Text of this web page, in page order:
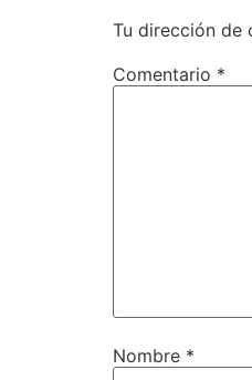
Tu dirección de
Comentario *
Nombre *